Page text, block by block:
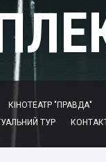
КІНОТЕАТР "ПРАВДА"
ТУР